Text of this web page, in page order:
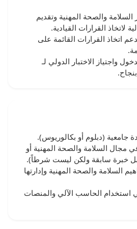
والصحة المهنية وتقديم
لاتخاذ القرارات القيادية.
اتخاذ القرارات القائمة على
واجتياز الاختبار الدولي لـ
بنجاح.
(دبلوم أو بكالوريوس).
مجال السلامة والصحة المهنية أو
خبرة سابقة ولكن ليست شرطاً).
السلامة والصحة المهنية وإدارتها
استخدام الحاسب الآلي والمنصات